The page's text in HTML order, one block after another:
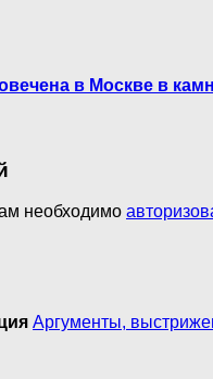
в Москве в
необходимо
Аргументы,